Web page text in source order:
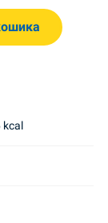
quantity
kcal